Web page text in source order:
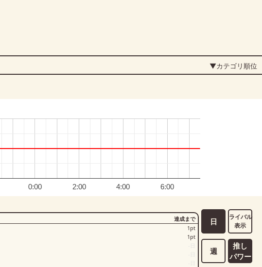
▼カテゴリ順位
0:00 2:00 4:00 6:00
達成まで
1 pt
1 pt
日
日
日
日
週
ライバル
表示
推し
パワー